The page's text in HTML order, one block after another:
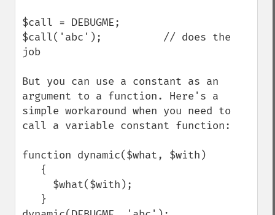
$call = DEBUGME;
$call('abc');          // does the
job
But you can use a constant as an
argument to a function. Here's a
simple workaround when you need to
call a variable constant function:
function dynamic($what, $with)